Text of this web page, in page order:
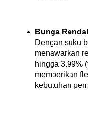
Bunga
Dengan suku
menawarkan
hingga 3,99%
memberikan
kebutuhan